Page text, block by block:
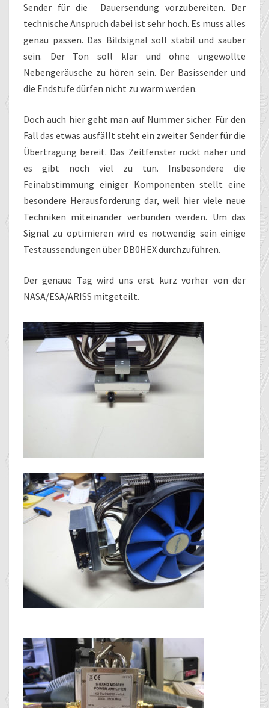
Sender für die Dauersendung vorzubereiten. Der
technische Anspruch dabei ist sehr hoch. Es muss alles
genau passen. Das Bildsignal soll stabil und sauber
sein. Der Ton soll klar und ohne ungewollte
Nebengeräusche zu hören sein. Der Basissender und
die Endstufe dürfen nicht zu warm werden.
Doch auch hier geht man auf Nummer sicher. Für den
Fall das etwas ausfällt steht ein zweiter Sender für die
Übertragung bereit. Das Zeitfenster rückt näher und
es gibt noch viel zu tun. Insbesondere die
Feinabstimmung einiger Komponenten stellt eine
besondere Herausforderung dar, weil hier viele neue
Techniken miteinander verbunden werden. Um das
Signal zu optimieren wird es notwendig sein einige
Testaussendungen über DB0HEX durchzuführen.
Der genaue Tag wird uns erst kurz vorher von der
NASA/ESA/ARISS mitgeteilt.